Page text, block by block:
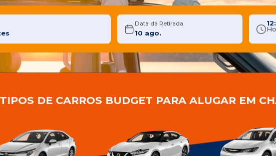
Data da Retirada
TIPOS DE CARROS BUDGET PARA ALUGAR EM